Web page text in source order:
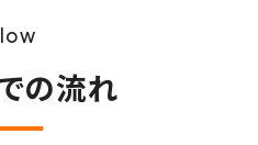
の流れ